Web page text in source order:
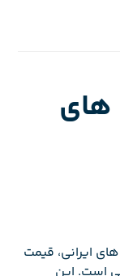
های
ایرانی، قیمت